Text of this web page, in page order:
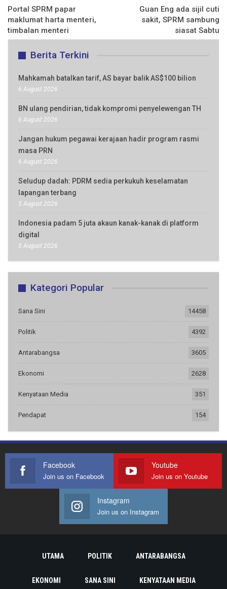
Portal SPRM papar
maklumat harta menteri,
timbalan menteri
Guan Eng ada sijil cuti
sakit, SPRM sambung
siasat Sabtu
Berita Terkini
Mahkamah batalkan tarif, AS bayar balik AS$100 bilion
6 August 2026
BN ulang pendirian, tidak kompromi penyelewengan TH
6 August 2026
Jangan hukum pegawai kerajaan hadir program rasmi
masa PRN
6 August 2026
Seludup dadah: PDRM sedia perkukuh keselamatan
lapangan terbang
5 August 2026
Indonesia padam 5 juta akaun kanak-kanak di platform
digital
5 August 2026
Kategori Popular
Sana Sini 14458
Politik 4392
Antarabangsa 3605
Ekonomi 2628
Kenyataan Media 351
Pendapat 154
Facebook
Join us on Facebook
Youtube
Join us on Youtube
Instagram
Join us on Instagram
UTAMA POLITIK ANTARABANGSA
EKONOMI SANA SINI KENYATAAN MEDIA